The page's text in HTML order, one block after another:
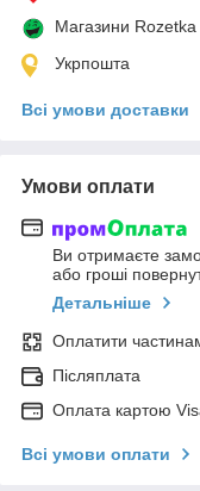
Магазини Rozetka
Укрпошта
Всі умови доставки
Умови оплати
Ви отримаєте
або гроші
Детальніше
Оплатити
Післяплата
Оплата картою
Всі умови оплати